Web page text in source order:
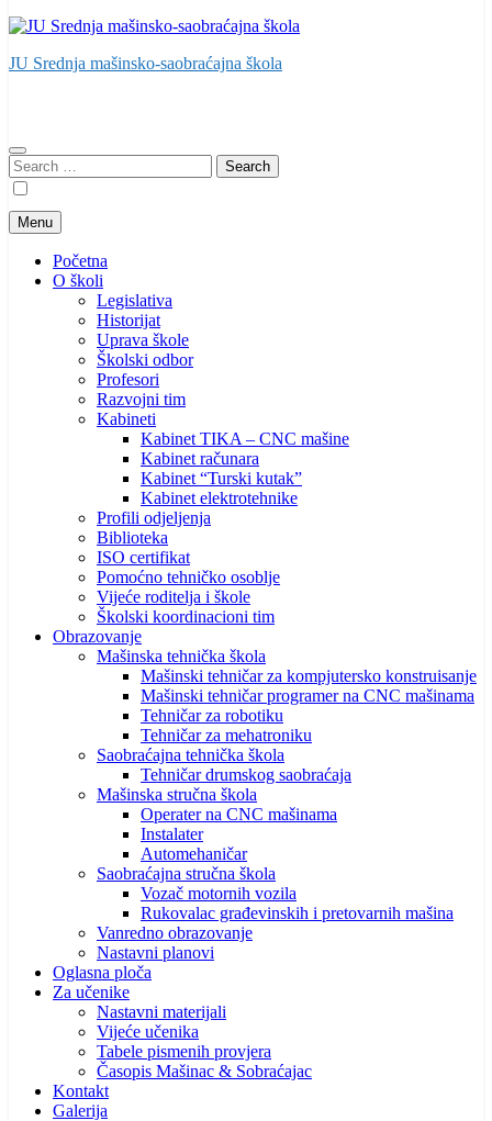
JU Srednja mašinsko-saobraćajna škola
Search
for:
Menu
Početna
O školi
Legislativa
Historijat
Uprava škole
Školski odbor
Profesori
Razvojni tim
Kabineti
Kabinet TIKA – CNC mašine
Kabinet računara
Kabinet “Turski kutak”
Kabinet elektrotehnike
Profili odjeljenja
Biblioteka
ISO certifikat
Pomoćno tehničko osoblje
Vijeće roditelja i škole
Školski koordinacioni tim
Obrazovanje
Mašinska tehnička škola
Mašinski tehničar za kompjutersko konstruisanje
Mašinski tehničar programer na CNC mašinama
Tehničar za robotiku
Tehničar za mehatroniku
Saobraćajna tehnička škola
Tehničar drumskog saobraćaja
Mašinska stručna škola
Operater na CNC mašinama
Instalater
Automehaničar
Saobraćajna stručna škola
Vozač motornih vozila
Rukovalac građevinskih i pretovarnih mašina
Vanredno obrazovanje
Nastavni planovi
Oglasna ploča
Za učenike
Nastavni materijali
Vijeće učenika
Tabele pismenih provjera
Časopis Mašinac & Sobraćajac
Kontakt
Galerija